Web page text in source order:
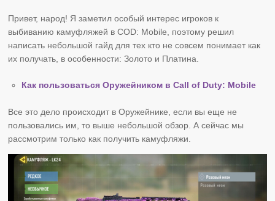
Привет, народ! Я заметил особый интерес игроков к
выбиванию камуфляжей в COD: Mobile, поэтому решил
написать небольшой гайд для тех кто не совсем понимает как
их получать, в особенности: Золото и Платина.
Как пользоваться Оружейником в Call of Duty: Mobile
Все это дело происходит в Оружейнике, если вы еще не
пользовались им, то выше небольшой обзор. А сейчас мы
рассмотрим только как получить камуфляжи.